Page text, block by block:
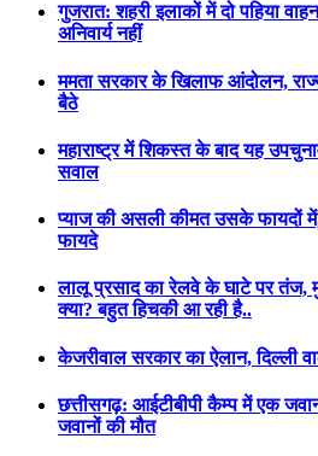
गुजरात: शहरी इलाकों में दो पहिया
अनिवार्य नहीं
ममता सरकार के खिलाफ आंदोलन,
बैठे
महाराष्ट्र में शिकस्त के बाद यह
सवाल
प्याज की असली कीमत उसके फायदों
फायदे
लालू प्रसाद का रेलवे के घाटे पर तंज,
क्या? बहुत हिचकी आ रही है..
केजरीवाल सरकार का ऐलान, दिल्ली
छत्तीसगढ़: आईटीबीपी कैम्प में एक
जवानों की मौत